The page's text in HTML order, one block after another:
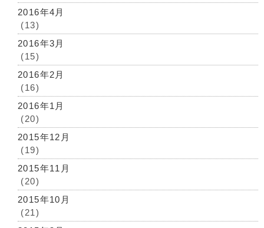
2016年4月
(13)
2016年3月
(15)
2016年2月
(16)
2016年1月
(20)
2015年12月
(19)
2015年11月
(20)
2015年10月
(21)